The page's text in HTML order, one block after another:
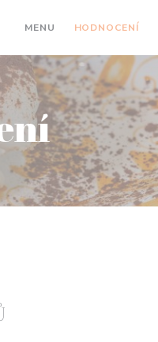
MENU HODNOCENÍ